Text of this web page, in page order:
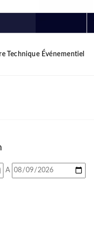
Technique Événementiel
A